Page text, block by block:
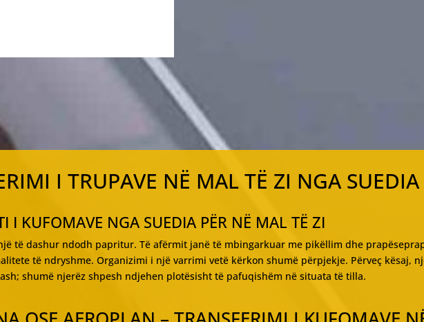
I TRUPAVE NË MAL TË ZI NGA SUEDIA
I KUFOMAVE NGA SUEDIA PËR NË MAL TË ZI
të dashur ndodh papritur. Të afërmit janë të mbingarkuar me pikëllim dhe
të ndryshme. Organizimi i një varrimi vetë kërkon shumë përpjekje. Përveç kësaj,
shumë njerëz shpesh ndjehen plotësisht të pafuqishëm në situata të tilla.